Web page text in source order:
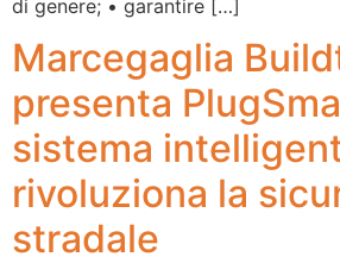
di genere; • garantire […]
Marcegaglia
presenta
sistema
rivoluziona la
stradale